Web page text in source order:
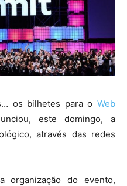
os bilhetes para o Web
este domingo, a
através das redes
organização do evento,